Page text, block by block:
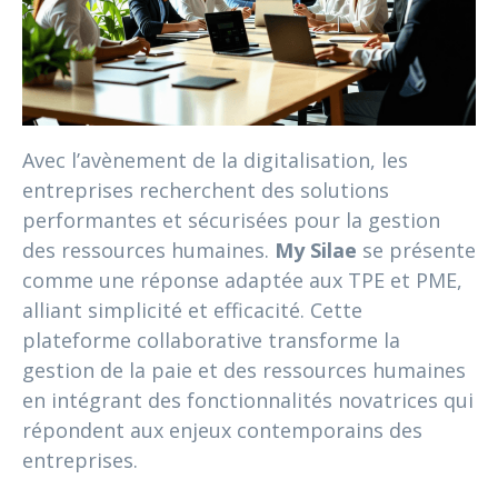
Avec l’avènement de la digitalisation, les
entreprises recherchent des solutions
performantes et sécurisées pour la gestion
des ressources humaines. My Silae se présente
comme une réponse adaptée aux TPE et PME,
alliant simplicité et efficacité. Cette
plateforme collaborative transforme la
gestion de la paie et des ressources humaines
en intégrant des fonctionnalités novatrices qui
répondent aux enjeux contemporains des
entreprises.